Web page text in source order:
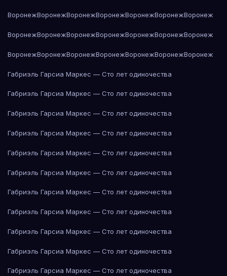
ВоронежВоронежВоронежВоронежВоронежВоронежВоронеж
ВоронежВоронежВоронежВоронежВоронежВоронежВоронеж
ВоронежВоронежВоронежВоронежВоронежВоронежВоронеж
Габриэль Гарсиа Маркес — Сто лет одиночества
Габриэль Гарсиа Маркес — Сто лет одиночества
Габриэль Гарсиа Маркес — Сто лет одиночества
Габриэль Гарсиа Маркес — Сто лет одиночества
Габриэль Гарсиа Маркес — Сто лет одиночества
Габриэль Гарсиа Маркес — Сто лет одиночества
Габриэль Гарсиа Маркес — Сто лет одиночества
Габриэль Гарсиа Маркес — Сто лет одиночества
Габриэль Гарсиа Маркес — Сто лет одиночества
Габриэль Гарсиа Маркес — Сто лет одиночества
Габриэль Гарсиа Маркес — Сто лет одиночества